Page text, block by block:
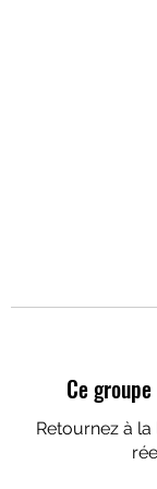
Ce
Retournez à